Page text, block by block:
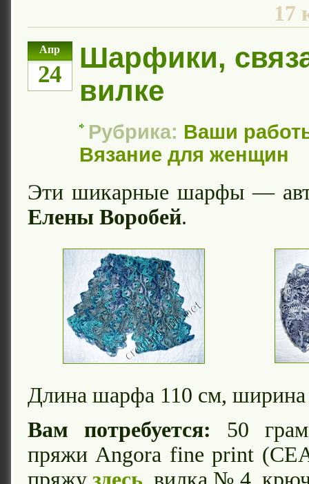
17
Апр
24
Шарфики,
вилке
Рубрика: Ваши
Вязание для женщин
Эти шикарные шарфы —
Елены Воробей.
Длина шарфа 110 см,
Вам потребуется: 50
пряжи Angora fine print